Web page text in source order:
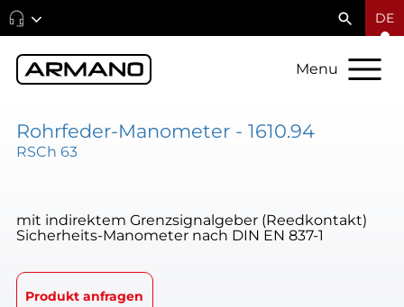
DE
Menu
Rohrfeder-Manometer - 1610.94
RSCh 63
mit indirektem Grenzsignalgeber (Reedkontakt)
Sicherheits-Manometer nach DIN EN 837-1
Produkt anfragen